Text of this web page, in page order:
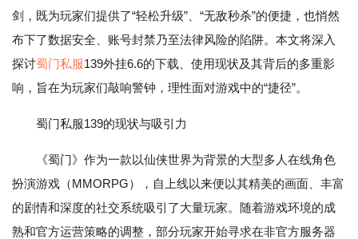
剑，既为玩家们提供了“轻松升级”、“无敌秒杀”的便捷，也悄然
布下了数据安全、账号封禁乃至法律风险的陷阱。本文将深入
探讨蜀门私服139外挂6.6的下载、使用现状及其背后的多重影
响，旨在为玩家们敲响警钟，理性面对游戏中的“捷径”。
蜀门私服139的现状与吸引力
《蜀门》作为一款以仙侠世界为背景的大型多人在线角色
扮演游戏（MMORPG），自上线以来便以其精美的画面、丰富
的剧情和深度的社交系统吸引了大量玩家。随着游戏环境的成
熟和官方运营策略的调整，部分玩家开始寻求在非官方服务器